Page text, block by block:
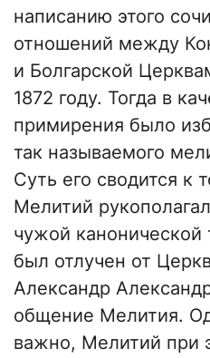
написанию этого
отношений между
и Болгарской
1872 году. Тогда в
примирения было
так называемого
Суть его сводится к
Мелитий
чужой канонической
был отлучен от
Александр
общение Мелития.
важно, Мелитий при